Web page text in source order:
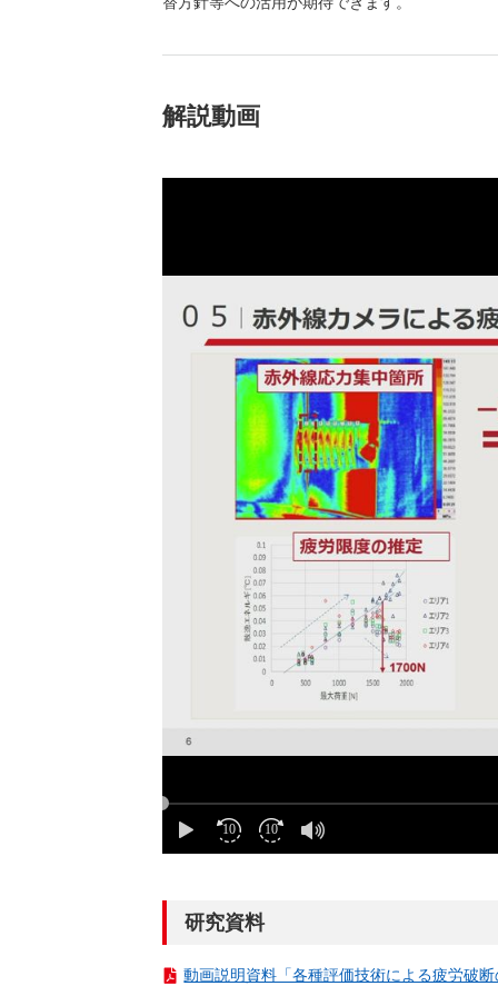
ニュース（新しいウィンドウを開きます）
よくあるご質問・お問い合わせ
解説動画
研究資料
動画説明資料「各種評価技術による疲労破